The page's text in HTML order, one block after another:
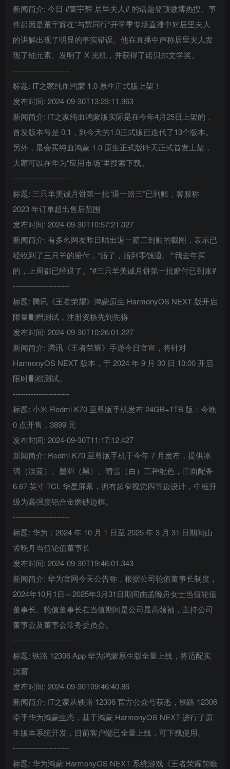
新闻简介: 今日 #董宇辉 居里夫人# 的话题登顶微博热搜。事
件起因是董宇辉在“与辉同行”开学季专场直播中对居里夫人
的讲解出现了明显的事实错误。他在直播中声称居里夫人发
现了铀元素、发明了 X 光机，并获得了诺贝尔文学奖。
----------------------
标题: IT之家纯血鸿蒙 1.0 原生正式版上架！
发布时间: 2024-09-30T13:23:11.963
新闻简介: IT之家纯血鸿蒙版实际是在今年4月25日上架的，
首发版本号是 0.1，到今天的1.0正式版已迭代了13个版本。
另外，最会买纯血鸿蒙 1.0 原生正式版昨天正式首发上架，
大家可以在华为“应用市场”里搜索下载。
----------------------
标题: 三只羊美诚月饼第一批“退一赔三”已到账，客服称
2023 年订单超出售后范围
发布时间: 2024-09-30T10:57:21.027
新闻简介: 有多名网友昨日晒出退一赔三到账的截图，表示已
经收到了三只羊的赔付，“赔了，赔到零钱通。”“我去年买
的，上周都已经退了。”#三只羊美诚月饼第一批赔付已到账#
----------------------
标题: 腾讯《王者荣耀》鸿蒙原生 HarmonyOS NEXT 版开启
限量删档测试，注册资格先到先得
发布时间: 2024-09-30T10:26:01.227
新闻简介: 腾讯《王者荣耀》手游今日官宣，将针对
HarmonyOS NEXT 版本，于 2024 年 9 月 30 日 10:00 开启
限时删档测试。
----------------------
标题: 小米 Redmi K70 至尊版手机发布 24GB+1TB 版：今晚
0 点开售，3899 元
发布时间: 2024-09-30T11:17:12.427
新闻简介: Redmi K70 至尊版手机于今年 7 月发布，提供冰
璃（淡蓝）、墨羽（黑）、晴雪（白）三种配色，正面配备
6.67 英寸 TCL 华星屏幕，拥有超窄视觉四等边设计，中框升
级为高强度铝合金磨砂边框。
----------------------
标题: 华为：2024 年 10 月 1 日至 2025 年 3 月 31 日期间由
孟晚舟当值轮值董事长
发布时间: 2024-09-30T19:46:01.343
新闻简介: 华为官网今天公告称，根据公司轮值董事长制度，
2024年10月1日～2025年3月31日期间由孟晚舟女士当值轮值
董事长。轮值董事长在当值期间是公司最高领袖，主持公司
董事会及董事会常务委员会。
----------------------
标题: 铁路 12306 App 华为鸿蒙原生版全量上线，将适配实
况窗
发布时间: 2024-09-30T09:46:40.86
新闻简介: IT之家从铁路 12306 官方公众号获悉，铁路 12306
牵手华为鸿蒙生态，基于鸿蒙 HarmonyOS NEXT 进行了原
生版本系统开发，目前客户端已全量上线，可下载使用。
----------------------
标题: 华为鸿蒙 HarmonyOS NEXT 系统游戏《王者荣耀前瞻